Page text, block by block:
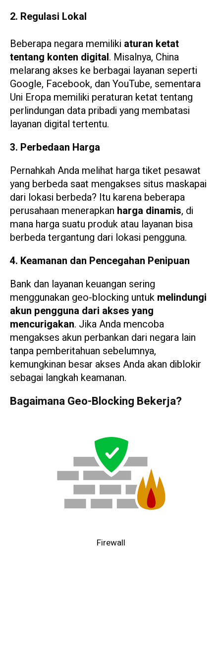
2. Regulasi Lokal
Beberapa negara memiliki aturan ketat
tentang konten digital. Misalnya, China
melarang akses ke berbagai layanan seperti
Google, Facebook, dan YouTube, sementara
Uni Eropa memiliki peraturan ketat tentang
perlindungan data pribadi yang membatasi
layanan digital tertentu.
3. Perbedaan Harga
Pernahkah Anda melihat harga tiket pesawat
yang berbeda saat mengakses situs maskapai
dari lokasi berbeda? Itu karena beberapa
perusahaan menerapkan harga dinamis, di
mana harga suatu produk atau layanan bisa
berbeda tergantung dari lokasi pengguna.
4. Keamanan dan Pencegahan Penipuan
Bank dan layanan keuangan sering
menggunakan geo-blocking untuk melindungi
akun pengguna dari akses yang
mencurigakan. Jika Anda mencoba
mengakses akun perbankan dari negara lain
tanpa pemberitahuan sebelumnya,
kemungkinan besar akses Anda akan diblokir
sebagai langkah keamanan.
Bagaimana Geo-Blocking Bekerja?
Firewall